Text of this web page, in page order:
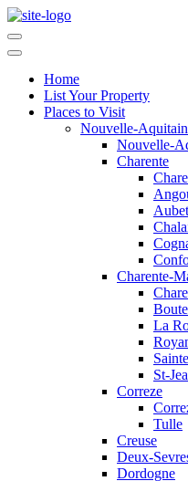
Home
List Your Property
Places to Visit
Nouvelle-
Nouvelle-
Charente
Charente-
La
St-
Correze
Tulle
Creuse
Deux-
Dordogne